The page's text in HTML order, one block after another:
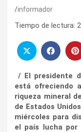
informador
Tiempo de lectura: 2
/ El presidente
está ofreciendo
riqueza mineral
de Estados
miércoles para
el país lucha por